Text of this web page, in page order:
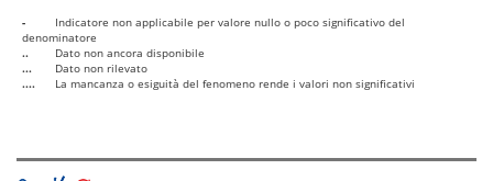
-
Indicatore non applicabile per valore nullo o poco significativo del
denominatore
..
Dato non ancora disponibile
...
Dato non rilevato
....
La mancanza o esiguità del fenomeno rende i valori non significativi